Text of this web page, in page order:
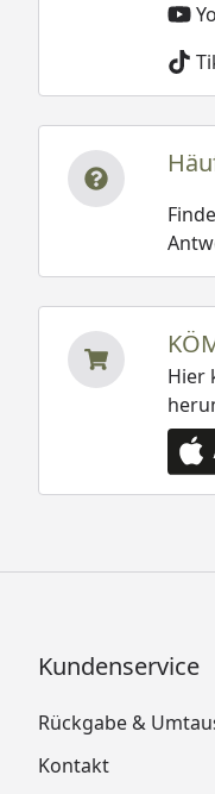
Hier
Kundenservice
Rückgabe &
Kontakt